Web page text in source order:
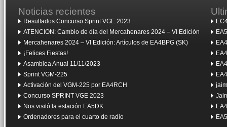
Noticias recientes
Resultados Concurso Sprint VGE 2023
ATENCION: Cambio de día del Mercahenares 2024 – VI Edición
Mercahenares 2024 – VI Edición: Artículos de EA4BPG (SK)
¡Felices Fiestas!
Asamblea Anual 11/11/2023
Sprint VGM-225
Activación del VGM-225 por EA4RCH
Concurso SPRINT VGE 2023
Nos visitó la estación EA5DK
Ordenadores para el cuarto de radio